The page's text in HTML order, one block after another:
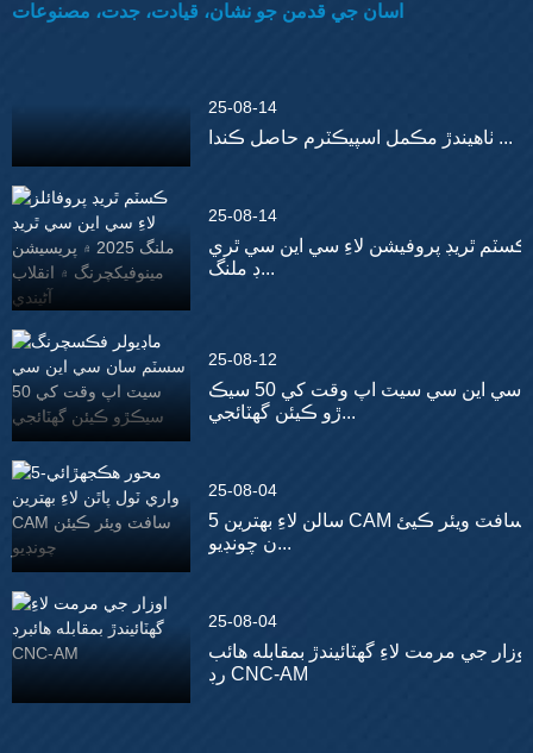
اسان جي قدمن جو نشان، قيادت، جدت، مصنوعات
25-08-14
ٺاهيندڙ مڪمل اسپيڪٽرم حاصل ڪندا ...
25-08-14
ڪسٽم ٿريڊ پروفيشن لاءِ سي اين سي ٿري
ڊ ملنگ...
25-08-12
سي اين سي سيٽ اپ وقت کي 50 سيڪ
ڙو ڪيئن گھٽائجي...
25-08-04
5 سالن لاءِ بهترين CAM سافٽ ويئر ڪيئ
ن چونڊيو...
25-08-04
اوزار جي مرمت لاءِ گھٽائيندڙ بمقابله هائب
رڊ CNC-AM